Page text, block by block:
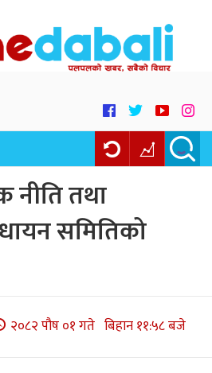
तथा
समितिको
२०८२ पौष ०१ गते बिहान ११:५८ बजे